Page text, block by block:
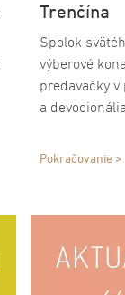
Trenčína
Spolok
výberové
predavačky
a
Pokračovanie >